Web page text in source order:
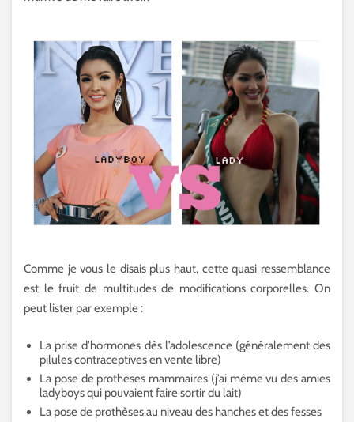
Comme je vous le disais plus haut, cette quasi ressemblance
est le fruit de multitudes de modifications corporelles. On
peut lister par exemple :
La prise d’hormones dès l’adolescence (généralement des
pilules contraceptives en vente libre)
La pose de prothèses mammaires (j’ai même vu des amies
ladyboys qui pouvaient faire sortir du lait)
La pose de prothèses au niveau des hanches et des fesses